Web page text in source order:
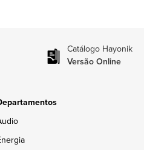
Catálogo Hayonik
Versão Online